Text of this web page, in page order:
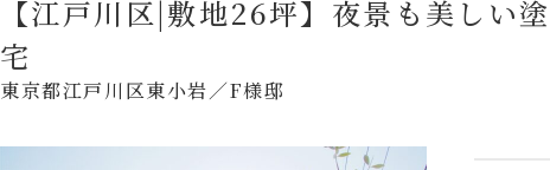
【江戸川区|敷地26坪】夜景も美しい
宅
東京都江戸川区東小岩／F様邸